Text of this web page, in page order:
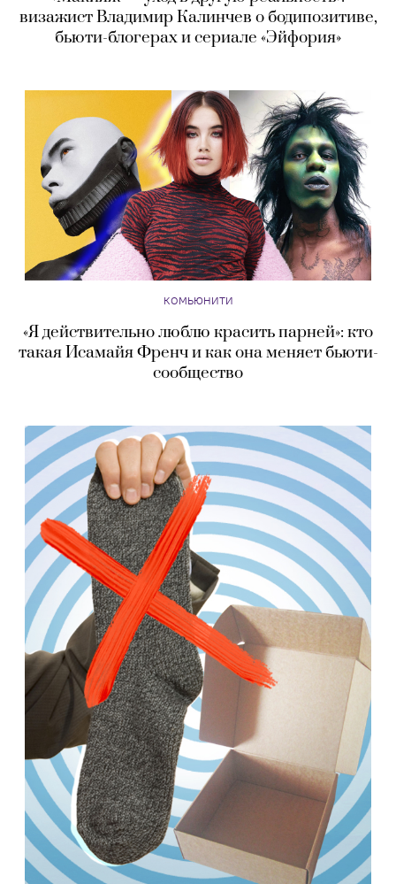
визажист Владимир Калинчев о бодипозитиве,
бьюти-блогерах и сериале «Эйфория»
КОМЬЮНИТИ
«Я действительно люблю красить парней»: кто
такая Исамайя Френч и как она меняет бьюти-
сообщество